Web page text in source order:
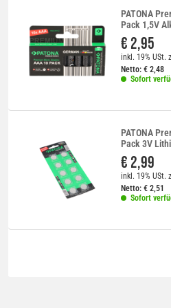
PATONA
Pack 1,5V
€ 2,95
inkl. 19% USt.
Netto: €2,48
Sofort
PATONA
Pack 3V
€ 2,99
inkl. 19% USt.
Netto: €2,51
Sofort